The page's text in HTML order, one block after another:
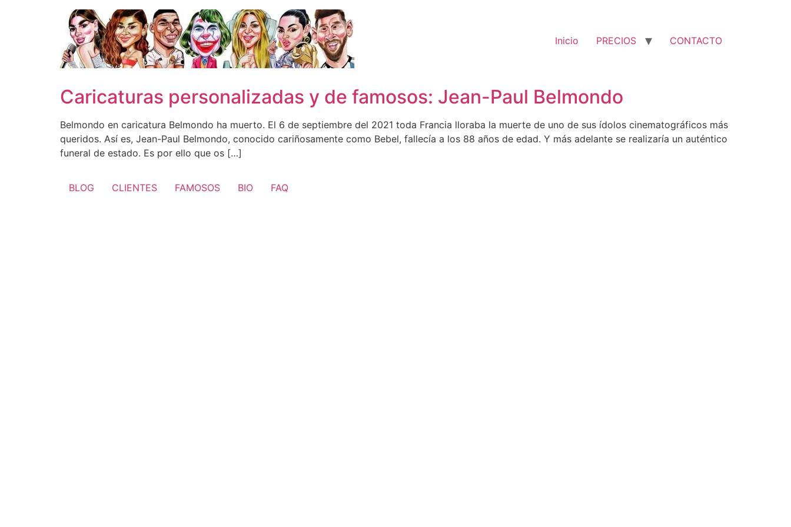
Inicio PRECIOS CONTACTO
Caricaturas personalizadas y de famosos: Jean-Paul Belmondo
Belmondo en caricatura Belmondo ha muerto. El 6 de septiembre del 2021 toda Francia lloraba la muerte de uno de sus ídolos cinematográficos más
queridos. Así es, Jean-Paul Belmondo, conocido cariñosamente como Bebel, fallecía a los 88 años de edad. Y más adelante se realizaría un auténtico
funeral de estado. Es por ello que os […]
BLOG CLIENTES FAMOSOS BIO FAQ